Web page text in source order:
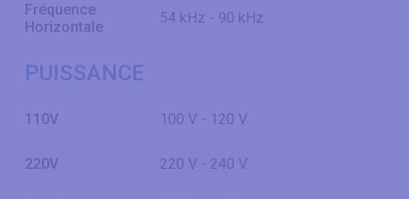
Fréquence
Horizontale
54 kHz - 90 kHz
PUISSANCE
110V 100 V - 120 V
220V 220 V - 240 V